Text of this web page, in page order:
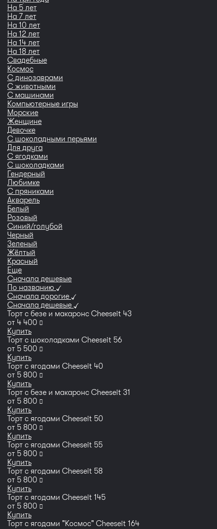
На 5 лет
На 7 лет
На 10 лет
На 12 лет
На 14 лет
На 18 лет
Свадебные
Космос
С динозаврами
С животными
С машинами
Компьютерные игры
Морские
Женщине
Девочке
С шоколадными перьями
Для друга
С ягодками
С шоколадками
Гендерный
Любимке
С пряниками
Акварель
Белый
Розовый
Синий/голубой
Черный
Зеленый
Жёлтый
Красный
Еще
Сначала дешевые
По названию
Сначала дорогие
Сначала дешевые
Торт с безе и макаронс Сheeseit 43
от 4 400 руб
Купить
Торт с шоколадками Сheeseit 56
от 5 500 руб
Купить
Торт с ягодами Сheeseit 40
от 5 800 руб
Купить
Торт с безе и макаронс Сheeseit 31
от 5 800 руб
Купить
Торт с ягодами Сheeseit 50
от 5 800 руб
Купить
Торт с ягодами Сheeseit 55
от 5 800 руб
Купить
Торт с ягодами Сheeseit 58
от 5 800 руб
Купить
Торт с ягодами Сheeseit 145
от 5 800 руб
Купить
Торт с ягодами "Космос" Сheeseit 164